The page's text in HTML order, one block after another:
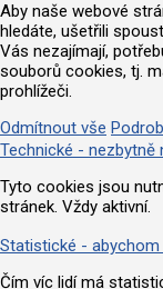
Aby naše webové
hledáte, ušetřili
Vás nezajímají,
souborů cookies, tj.
prohlížeči.
Odmítnout vše
Technické - nezbytně
Tyto cookies jsou
stránek. Vždy aktivní.
Statistické -
Čím víc lidí má